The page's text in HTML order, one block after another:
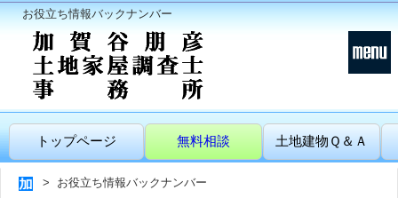
お役立ち情報バックナンバー
トップページ 無料相談 土地建物Ｑ＆Ａ
お役立ち情報バックナンバー